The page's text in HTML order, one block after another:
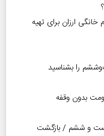
لوازم خانگی ارزان برای تهیه
بدون وقفه
دروازه بیست و ششم / بازگشت